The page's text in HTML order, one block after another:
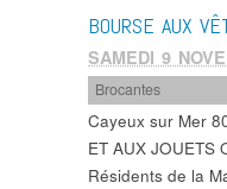
BOURSE AUX
SAMEDI 9
Brocantes
Cayeux sur Mer
ET AUX JOUETS
Résidents de la